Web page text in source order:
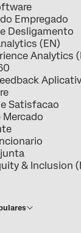
Empregado
Desligamento
(EN)
Analytics
Satisfacao
Mercado
& Inclusion